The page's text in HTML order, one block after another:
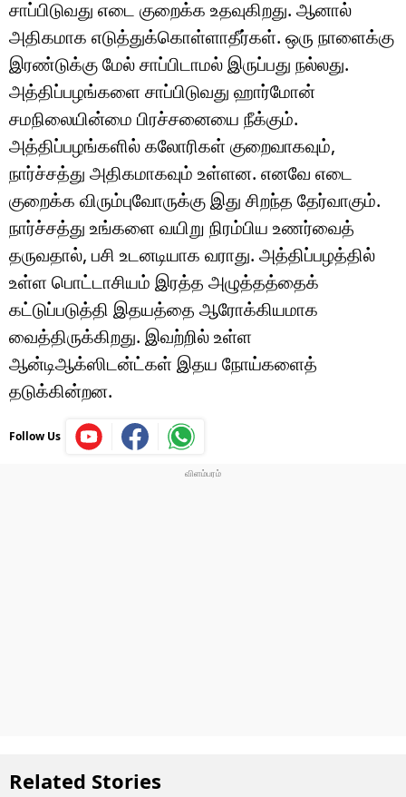
சாப்பிடுவது எடை குறைக்க உதவுகிறது. ஆனால்
அதிகமாக எடுத்துக்கொள்ளாதீர்கள். ஒரு நாளைக்கு
இரண்டுக்கு மேல் சாப்பிடாமல் இருப்பது நல்லது.
அத்திப்பழங்களை சாப்பிடுவது ஹார்மோன்
சமநிலையின்மை பிரச்சனையை நீக்கும்.
அத்திப்பழங்களில் கலோரிகள் குறைவாகவும்,
நார்ச்சத்து அதிகமாகவும் உள்ளன. எனவே எடை
குறைக்க விரும்புவோருக்கு இது சிறந்த தேர்வாகும்.
நார்ச்சத்து உங்களை வயிறு நிரம்பிய உணர்வைத்
தருவதால், பசி உடனடியாக வராது. அத்திப்பழத்தில்
உள்ள பொட்டாசியம் இரத்த அழுத்தத்தைக்
கட்டுப்படுத்தி இதயத்தை ஆரோக்கியமாக
வைத்திருக்கிறது. இவற்றில் உள்ள
ஆன்டிஆக்ஸிடன்ட்கள் இதய நோய்களைத்
தடுக்கின்றன.
Follow Us
Related Stories